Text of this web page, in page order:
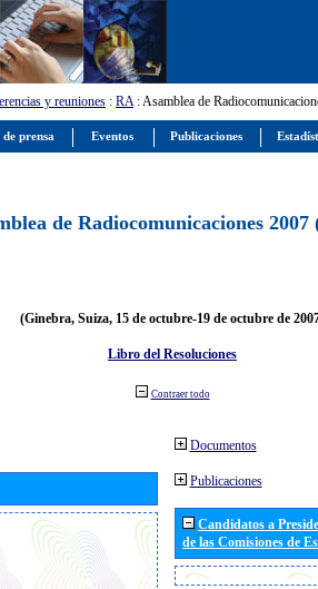
y reuniones : RA: Asamblea de
de Radiocomunicaciones 2007
(Ginebra, Suiza, 15 de octubre-19 de octubre de
Libro del Resoluciones
Contraer todo
Documentos
Publicaciones
Candidatos a
de las Comisiones de
de prensa Eventos Publicaciones